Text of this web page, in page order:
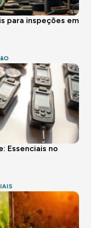
para inspeções em
Essenciais no